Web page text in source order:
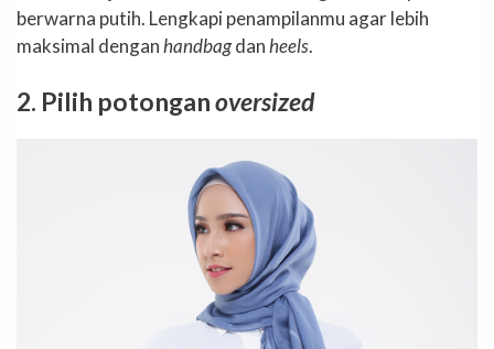
berwarna putih. Lengkapi penampilanmu agar lebih
maksimal denganhandbagdanheels.
2. Pilih potonganoversized